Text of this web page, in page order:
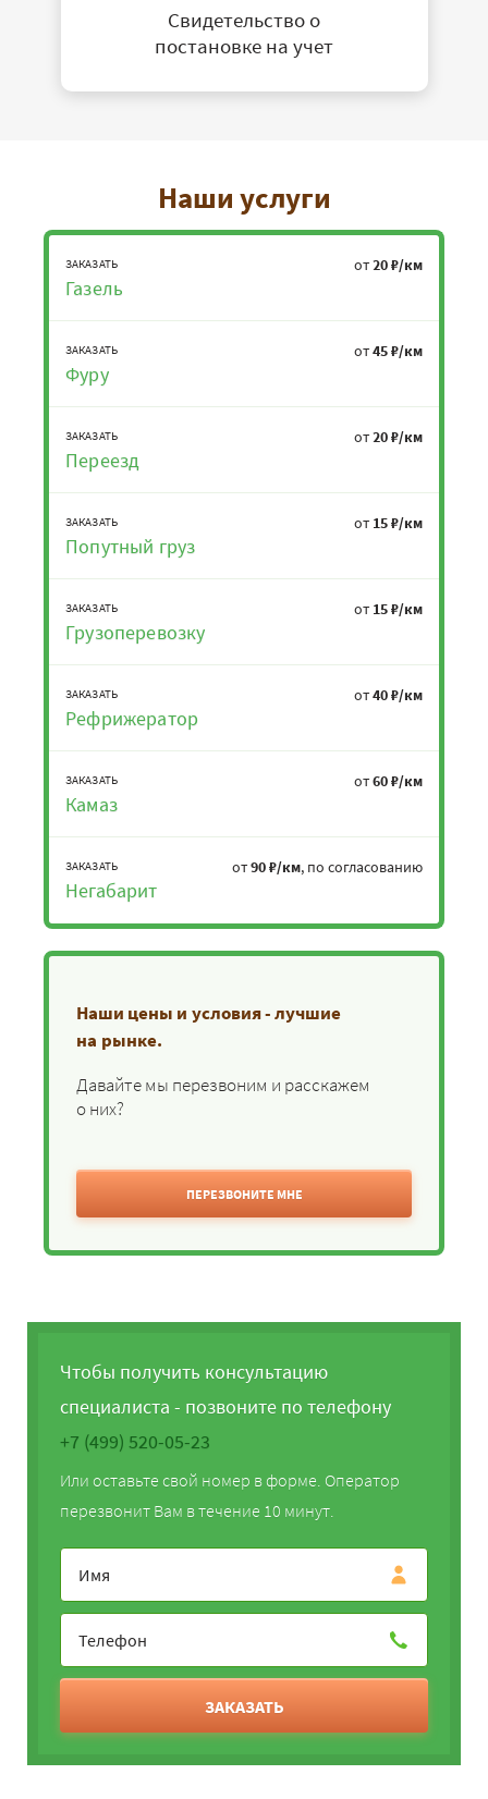
Свидетельство о
постановке на учет
Наши услуги
ЗАКАЗАТЬ
Газель
от20 ₽/км
ЗАКАЗАТЬ
Фуру
от45 ₽/км
ЗАКАЗАТЬ
Переезд
от20 ₽/км
ЗАКАЗАТЬ
Попутный груз
от 15 ₽/км
ЗАКАЗАТЬ
Грузоперевозку
от 15 ₽/км
ЗАКАЗАТЬ
Рефрижератор
от40 ₽/км
ЗАКАЗАТЬ
Камаз
от60 ₽/км
ЗАКАЗАТЬ
Негабарит
от90 ₽/км, по согласованию
Наши цены и условия - лучшие
на рынке.
Давайте мы перезвоним и расскажем
о них?
ПЕРЕЗВОНИТЕ МНЕ
Чтобы получить консультацию
специалиста - позвоните по телефону
+7 (499) 520-05-23
Или оставьте свой номер в форме. Оператор
перезвонит Вам в течение 10 минут.
ЗАКАЗАТЬ